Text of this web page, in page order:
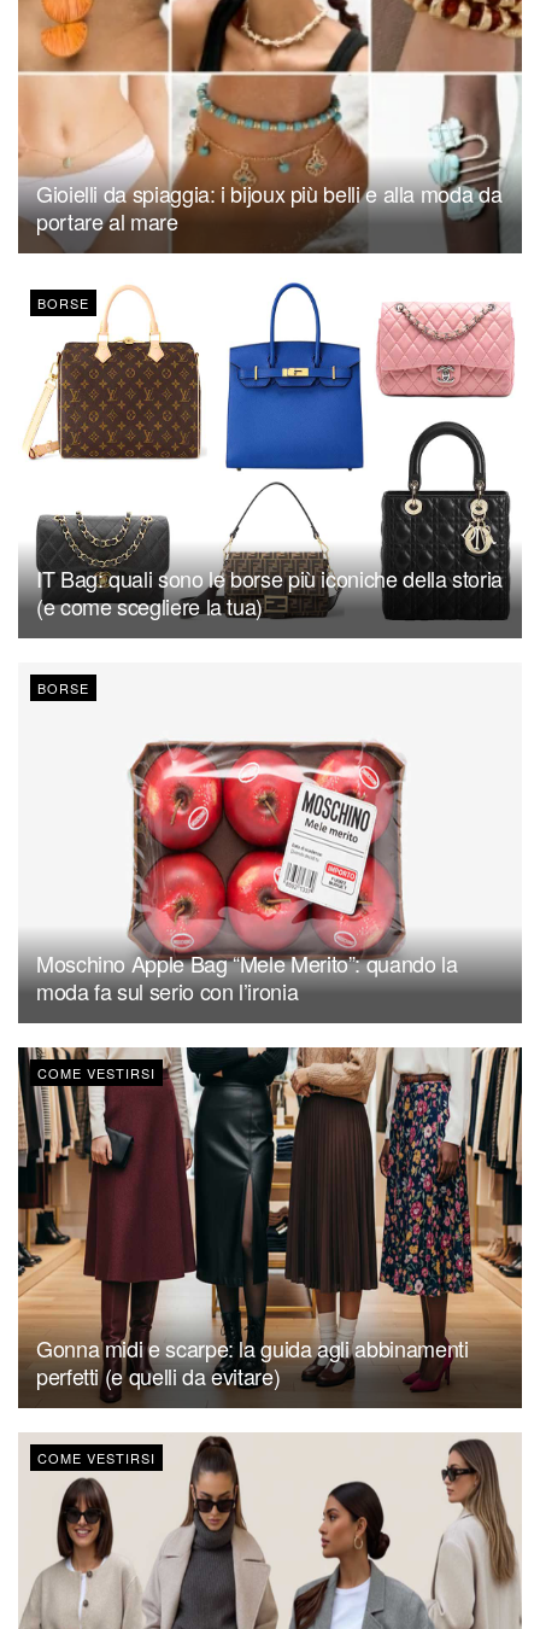
Gioielli da spiaggia: i bijoux più belli e alla moda da
portare al mare
BORSE
IT Bag: quali sono le borse più iconiche della storia
(e come scegliere la tua)
BORSE
Moschino Apple Bag “Mele Merito”: quando la
moda fa sul serio con l’ironia
COME VESTIRSI
Gonna midi e scarpe: la guida agli abbinamenti
perfetti (e quelli da evitare)
COME VESTIRSI